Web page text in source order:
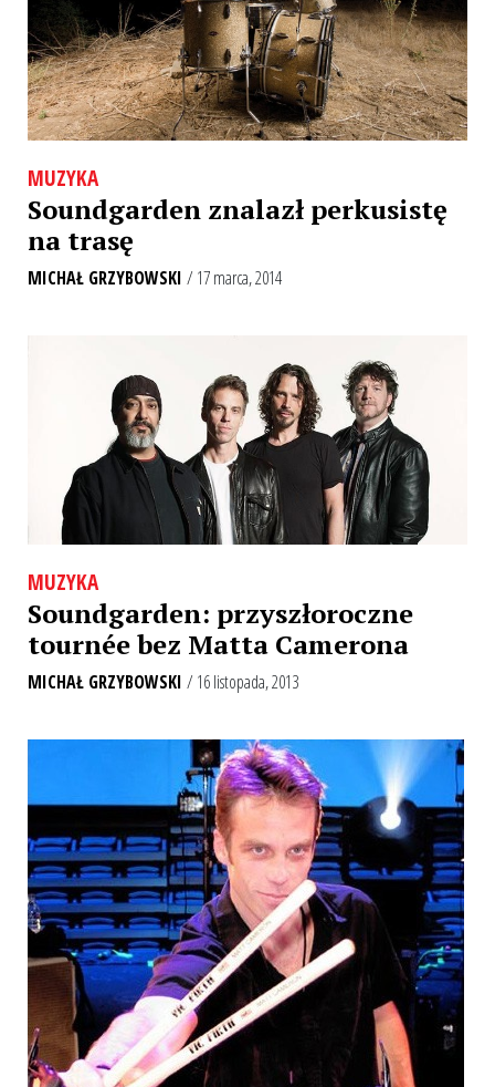
MUZYKA
Soundgarden znalazł perkusistę
na trasę
MICHAŁ GRZYBOWSKI / 17 marca, 2014
MUZYKA
Soundgarden: przyszłoroczne
tournée bez Matta Camerona
MICHAŁ GRZYBOWSKI / 16 listopada, 2013